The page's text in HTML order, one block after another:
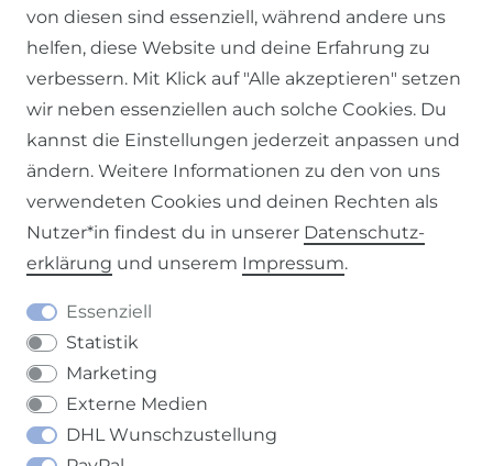
Impressum Daten­schutz­erklärung AGB
Barrierefreiheitserklärung Widerrufs­recht
VERTRAG WIDERRUFEN
von diesen sind essenziell, während andere uns
helfen, diese Website und deine Erfahrung zu
verbessern. Mit Klick auf "Alle akzeptieren" setzen
wir neben essenziellen auch solche Cookies. Du
kannst die Einstellungen jederzeit anpassen und
ändern. Weitere Informationen zu den von uns
verwendeten Cookies und deinen Rechten als
Nutzer*in findest du in unserer Daten­schutz­
erklärung und unserem Impressum.
Essenziell
Statistik
Marketing
Externe Medien
DHL Wunschzustellung